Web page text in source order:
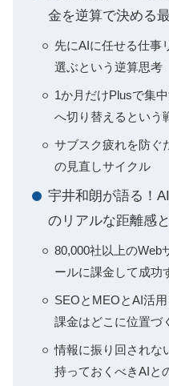
金を逆算で決める
先にAIに任せる仕事
選ぶという逆算思考
1か月だけPlusで集
へ切り替えるという
サブスク疲れを防ぐ
の見直しサイクル
宇井和朗が語る！
のリアルな距離感
80,000社以上のWeb
ールに課金して成功
SEOとMEOとAI活
課金はどこに位置づ
情報に振り回されな
持っておくべきAIと